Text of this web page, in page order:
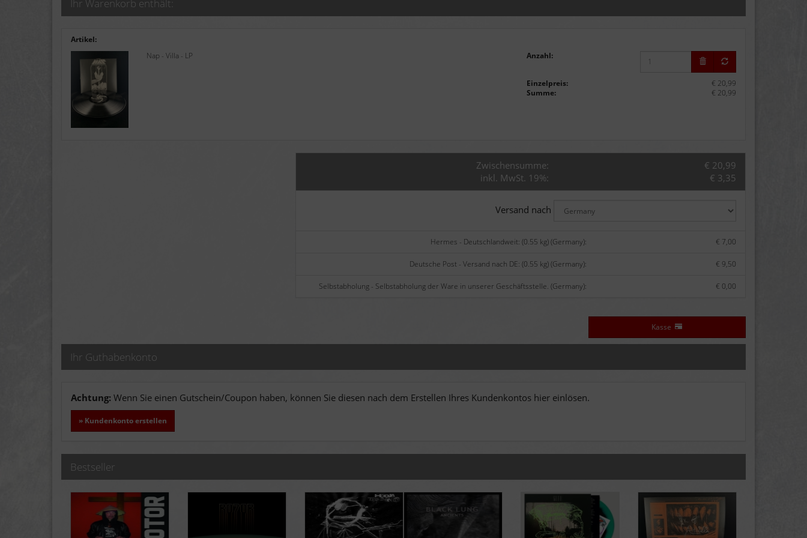
Ihr Warenkorb enthält:
Artikel:
Nap - Villa - LP
Anzahl:
Einzelpreis:
€ 20,99
Summe:
€ 20,99
Zwischensumme:
€ 20,99
inkl. MwSt. 19%:
€ 3,35
Versand nach
Hermes - Deutschlandweit: (0.55 kg) (Germany): € 7,00
Deutsche Post - Versand nach DE: (0.55 kg) (Germany): € 9,50
Selbstabholung - Selbstabholung der Ware in unserer Geschäftsstelle. (Germany): € 0,00
Kasse
Ihr Guthabenkonto
Achtung: Wenn Sie einen Gutschein/Coupon haben, können Sie diesen nach dem Erstellen Ihres Kundenkontos hier einlösen.
» Kundenkonto erstellen
Bestseller